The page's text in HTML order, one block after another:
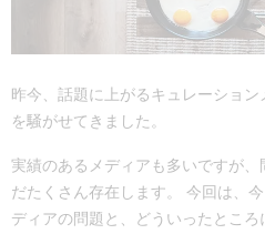
昨今、話題に上がるキュレーショ
を騒がせてきました。
実績のあるメディアも多いですが、
だたくさん存在します。 今回は、
ディアの問題と、どういったとこ